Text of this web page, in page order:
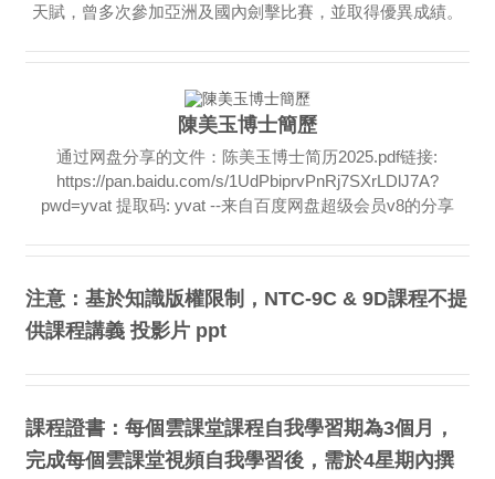
天賦，曾多次參加亞洲及國內劍擊比賽，並取得優異成績。
陳美玉博士簡歷
通过网盘分享的文件：陈美玉博士简历2025.pdf链接:
https://pan.baidu.com/s/1UdPbiprvPnRj7SXrLDlJ7A?
pwd=yvat 提取码: yvat --来自百度网盘超级会员v8的分享
注意：基於知識版權限制，NTC-9C & 9D課程不提
供課程講義 投影片 ppt
課程證書：每個雲課堂課程自我學習期為3個月，
完成每個雲課堂視頻自我學習後，需於4星期內撰